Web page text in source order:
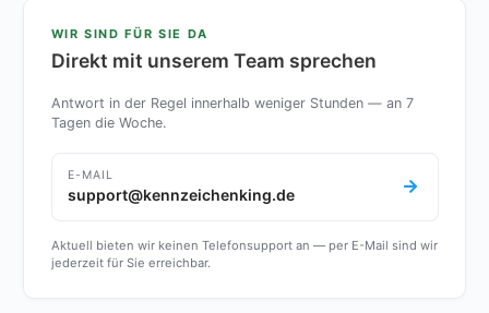
WIR SIND FÜR SIE DA
Direkt mit unserem Team sprechen
Antwort in der Regel innerhalb weniger Stunden — an 7
Tagen die Woche.
E-MAIL
support@kennzeichenking.de
Aktuell bieten wir keinen Telefonsupport an — per E-Mail sind wir
jederzeit für Sie erreichbar.